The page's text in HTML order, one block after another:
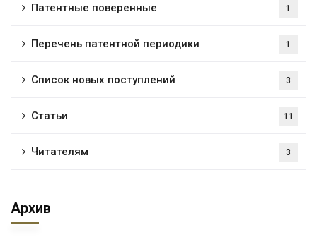
Патентные поверенные 1
Перечень патентной периодики 1
Список новых поступлений 3
Статьи 11
Читателям 3
Архив